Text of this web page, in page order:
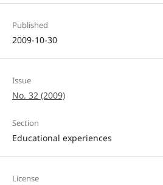
Published
2009-10-30
Issue
No. 32 (2009)
Section
Educational experiences
License